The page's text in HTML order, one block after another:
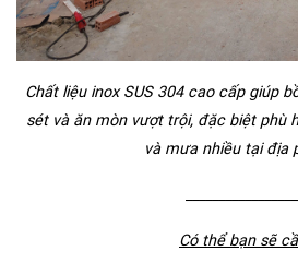
Chất liệu inox SUS 304 cao cấp giúp
sét và ăn mòn vượt trội, đặc biệt phù
và mưa nhiều tại địa
Có thể bạn sẽ